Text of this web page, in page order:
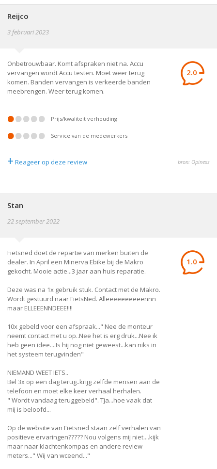
Reijco
3 februari 2023
Onbetrouwbaar. Komt afspraken niet na. Accu
vervangen wordt Accu testen. Moet weer terug
komen. Banden vervangen is verkeerde banden
meebrengen. Weer terug komen.
2.0
prijs/kwaliteit verhouding
service van de medewerkers
+ Reageer op deze review bron: Opiness
Stan
22 september 2022
Fietsned doet de repartie van merken buiten de
dealer. In April een Minerva Ebike bij de Makro
gekocht. Mooie actie...3 jaar aan huis reparatie.
Deze was na 1x gebruik stuk. Contact met de Makro.
Wordt gestuurd naar FietsNed. Alleeeeeeeeeennn
maar ELLEEENNDEEE!!!!
10x gebeld voor een afspraak..." Nee de monteur
neemt contact met u op..Nee het is erg druk...Nee ik
heb geen idee....Is hij nog niet geweest...kan niks in
het systeem terugvinden"
NIEMAND WEET IETS..
Bel 3x op een dag terug..krijg zelfde mensen aan de
telefoon en moet elke keer verhaal herhalen.
" Wordt vandaag teruggebeld". Tja...hoe vaak dat
mij is beloofd...
Op de website van Fietsned staan zelf verhalen van
positieve ervaringen????? Nou volgens mij niet....kijk
maar naar klachtenkompas en andere review
meters..." Wij van wceend..."
1.0